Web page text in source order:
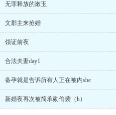
无罪释放的漱玉
文郡主来抢婚
领证前夜
合法夫妻day1
备孕就是告诉所有人正在被内she
新婚夜再次被简承勋偷袭（h）